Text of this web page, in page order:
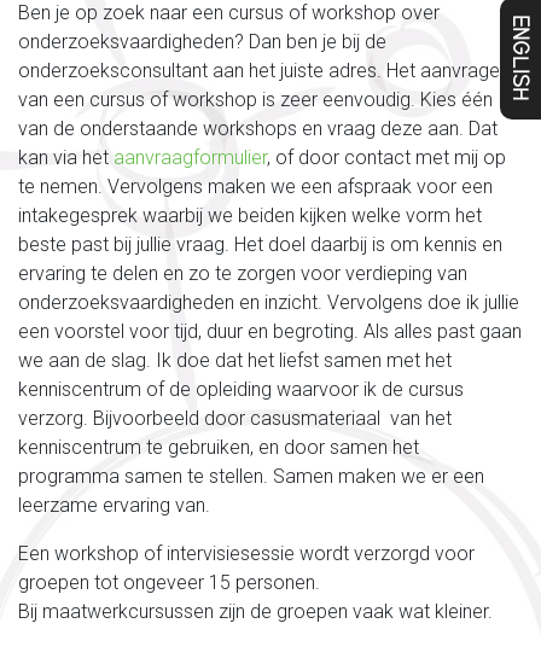
ENGLISH
Ben je op zoek naar een cursus of workshop over
onderzoeksvaardigheden? Dan ben je bij de
onderzoeksconsultant aan het juiste adres. Het aanvragen
van een cursus of workshop is zeer eenvoudig. Kies één
van de onderstaande workshops en vraag deze aan. Dat
kan via het aanvraagformulier, of door contact met mij op
te nemen. Vervolgens maken we een afspraak voor een
intakegesprek waarbij we beiden kijken welke vorm het
beste past bij jullie vraag. Het doel daarbij is om kennis en
ervaring te delen en zo te zorgen voor verdieping van
onderzoeksvaardigheden en inzicht. Vervolgens doe ik jullie
een voorstel voor tijd, duur en begroting. Als alles past gaan
we aan de slag. Ik doe dat het liefst samen met het
kenniscentrum of de opleiding waarvoor ik de cursus
verzorg. Bijvoorbeeld door casusmateriaal van het
kenniscentrum te gebruiken, en door samen het
programma samen te stellen. Samen maken we er een
leerzame ervaring van.
Een workshop of intervisiesessie wordt verzorgd voor
groepen tot ongeveer 15 personen.
Bij maatwerkcursussen zijn de groepen vaak wat kleiner.